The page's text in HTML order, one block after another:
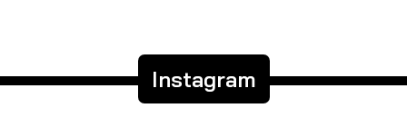
Instagram